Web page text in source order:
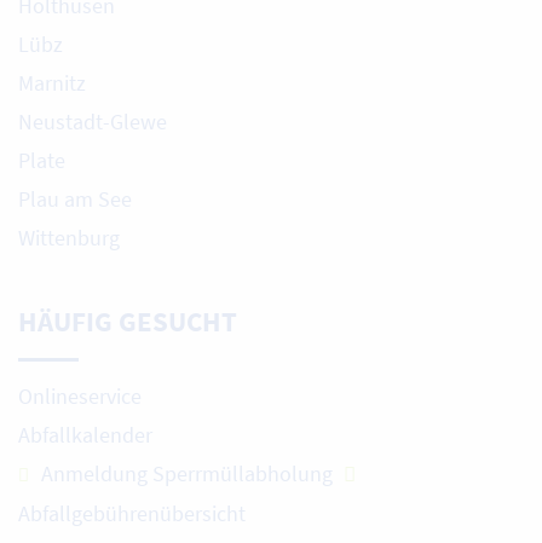
Lübz
Marnitz
Neustadt-Glewe
Plate
Plau am See
Wittenburg
HÄUFIG GESUCHT
Onlineservice
Abfallkalender
Anmeldung Sperrmüllabholung
Abfallgebührenübersicht